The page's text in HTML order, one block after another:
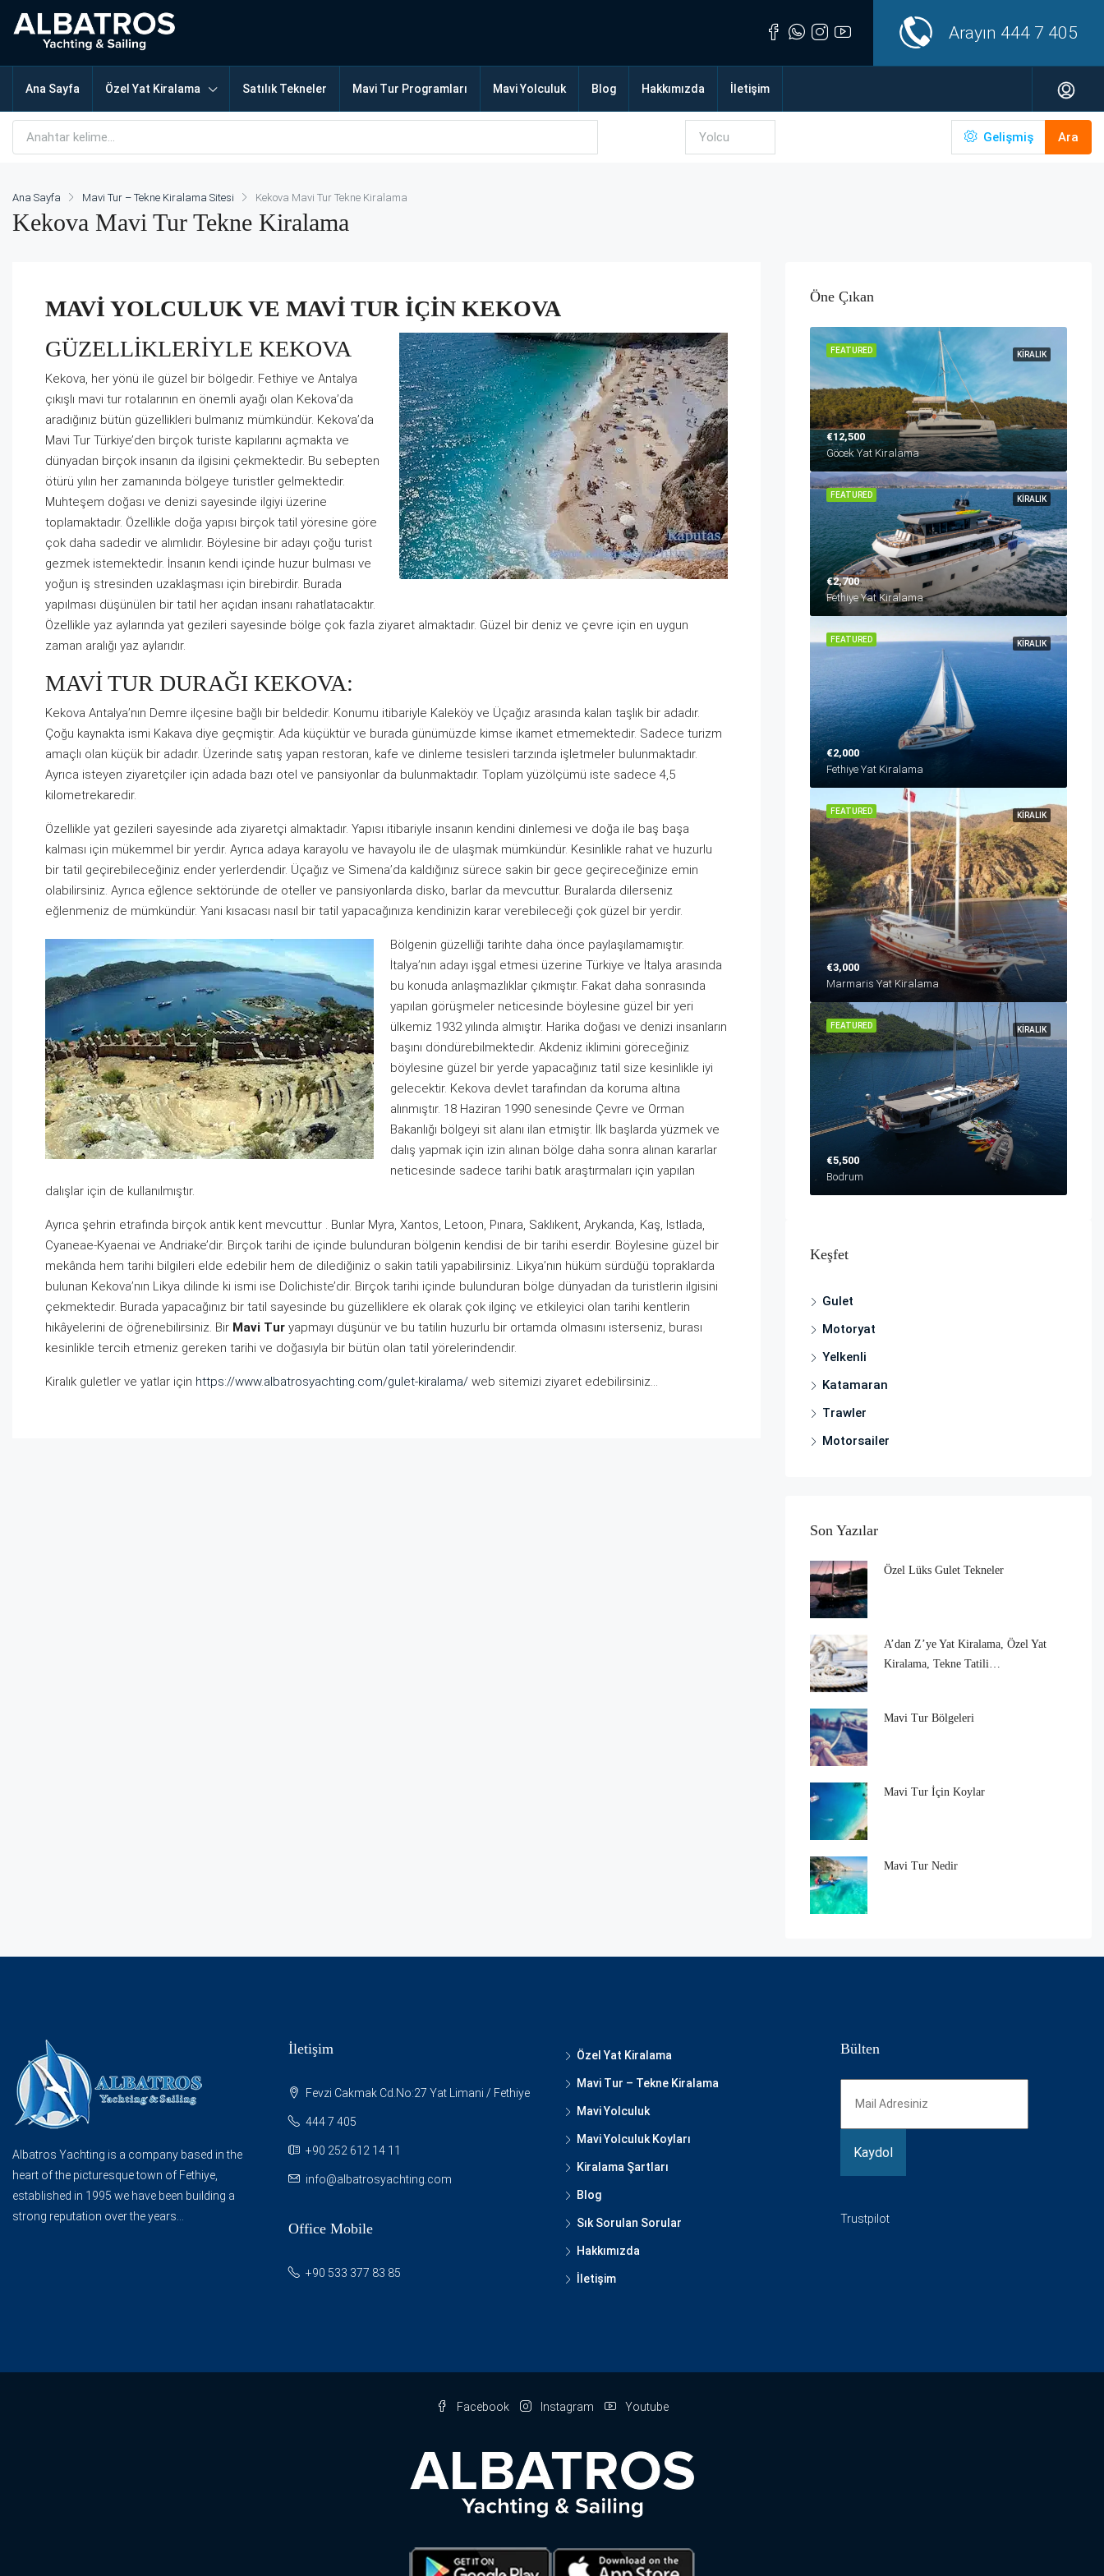
Arayın 444 7 405
Ana Sayfa Özel Yat Kiralama Satılık Tekneler Mavi Tur Programları Mavi Yolculuk Blog Hakkımızda İletişim
Gelişmiş Ara
Ana Sayfa Mavi Tur – Tekne Kiralama Sitesi Kekova Mavi Tur Tekne Kiralama
Kekova Mavi Tur Tekne Kiralama
MAVİ YOLCULUK VE MAVİ TUR İÇİN KEKOVA
GÜZELLİKLERİYLE KEKOVA
Kekova, her yönü ile güzel bir bölgedir. Fethiye ve Antalya
çıkışlı mavi tur rotalarının en önemli ayağı olan Kekova’da
aradığınız bütün güzellikleri bulmanız mümkündür. Kekova’da
Mavi Tur Türkiye’den birçok turiste kapılarını açmakta ve
dünyadan birçok insanın da ilgisini çekmektedir. Bu sebepten
ötürü yılın her zamanında bölgeye turistler gelmektedir.
Muhteşem doğası ve denizi sayesinde ilgiyi üzerine
toplamaktadır. Özellikle doğa yapısı birçok tatil yöresine göre
çok daha sadedir ve alımlıdır. Böylesine bir adayı çoğu turist
gezmek istemektedir. İnsanın kendi içinde huzur bulması ve
yoğun iş stresinden uzaklaşması için birebirdir. Burada
yapılması düşünülen bir tatil her açıdan insanı rahatlatacaktır.
Özellikle yaz aylarında yat gezileri sayesinde bölge çok fazla ziyaret almaktadır. Güzel bir deniz ve çevre için en uygun
zaman aralığı yaz aylarıdır.
MAVİ TUR DURAĞI KEKOVA:
Kekova Antalya’nın Demre ilçesine bağlı bir beldedir. Konumu itibariyle Kaleköy ve Üçağız arasında kalan taşlık bir adadır.
Çoğu kaynakta ismi Kakava diye geçmiştir. Ada küçüktür ve burada günümüzde kimse ikamet etmemektedir. Sadece turizm
amaçlı olan küçük bir adadır. Üzerinde satış yapan restoran, kafe ve dinleme tesisleri tarzında işletmeler bulunmaktadır.
Ayrıca isteyen ziyaretçiler için adada bazı otel ve pansiyonlar da bulunmaktadır. Toplam yüzölçümü iste sadece 4,5
kilometrekaredir.
Özellikle yat gezileri sayesinde ada ziyaretçi almaktadır. Yapısı itibariyle insanın kendini dinlemesi ve doğa ile baş başa
kalması için mükemmel bir yerdir. Ayrıca adaya karayolu ve havayolu ile de ulaşmak mümkündür. Kesinlikle rahat ve huzurlu
bir tatil geçirebileceğiniz ender yerlerdendir. Üçağız ve Simena’da kaldığınız sürece sakin bir gece geçireceğinize emin
olabilirsiniz. Ayrıca eğlence sektöründe de oteller ve pansiyonlarda disko, barlar da mevcuttur. Buralarda dilerseniz
eğlenmeniz de mümkündür. Yani kısacası nasıl bir tatil yapacağınıza kendinizin karar verebileceği çok güzel bir yerdir.
Bölgenin güzelliği tarihte daha önce paylaşılamamıştır.
İtalya’nın adayı işgal etmesi üzerine Türkiye ve İtalya arasında
bu konuda anlaşmazlıklar çıkmıştır. Fakat daha sonrasında
yapılan görüşmeler neticesinde böylesine güzel bir yeri
ülkemiz 1932 yılında almıştır. Harika doğası ve denizi insanların
başını döndürebilmektedir. Akdeniz iklimini göreceğiniz
böylesine güzel bir yerde yapacağınız tatil size kesinlikle iyi
gelecektir. Kekova devlet tarafından da koruma altına
alınmıştır. 18 Haziran 1990 senesinde Çevre ve Orman
Bakanlığı bölgeyi sit alanı ilan etmiştir. İlk başlarda yüzmek ve
dalış yapmak için izin alınan bölge daha sonra alınan kararlar
neticesinde sadece tarihi batık araştırmaları için yapılan
dalışlar için de kullanılmıştır.
Ayrıca şehrin etrafında birçok antik kent mevcuttur . Bunlar Myra, Xantos, Letoon, Pınara, Saklıkent, Arykanda, Kaş, Istlada,
Cyaneae-Kyaenai ve Andriake’dir. Birçok tarihi de içinde bulunduran bölgenin kendisi de bir tarihi eserdir. Böylesine güzel bir
mekânda hem tarihi bilgileri elde edebilir hem de dilediğiniz o sakin tatili yapabilirsiniz. Likya’nın hüküm sürdüğü topraklarda
bulunan Kekova’nın Likya dilinde ki ismi ise Dolichiste’dir. Birçok tarihi içinde bulunduran bölge dünyadan da turistlerin ilgisini
çekmektedir. Burada yapacağınız bir tatil sayesinde bu güzelliklere ek olarak çok ilginç ve etkileyici olan tarihi kentlerin
hikâyelerini de öğrenebilirsiniz. Bir Mavi Tur yapmayı düşünür ve bu tatilin huzurlu bir ortamda olmasını isterseniz, burası
kesinlikle tercih etmeniz gereken tarihi ve doğasıyla bir bütün olan tatil yörelerindendir.
Kiralık guletler ve yatlar için https://www.albatrosyachting.com/gulet-kiralama/ web sitemizi ziyaret edebilirsiniz…
Öne Çıkan
KIRALIK
FEATURED
€12,500
Göcek Yat Kiralama
KIRALIK
FEATURED
€2,700
Fethiye Yat Kiralama
KIRALIK
FEATURED
€2,000
Fethiye Yat Kiralama
KIRALIK
FEATURED
€3,000
Marmaris Yat Kiralama
KIRALIK
FEATURED
€5,500
Bodrum
Keşfet
Gulet
Motoryat
Yelkenli
Katamaran
Trawler
Motorsailer
Son Yazılar
Özel Lüks Gulet Tekneler
A’dan Z’ye Yat Kiralama, Özel Yat
Kiralama, Tekne Tatili…
Mavi Tur Bölgeleri
Mavi Tur İçin Koylar
Mavi Tur Nedir
Albatros Yachting is a company based in the
heart of the picturesque town of Fethiye,
established in 1995 we have been building a
strong reputation over the years...
İletişim
Fevzi Cakmak Cd.No:27 Yat Limani / Fethiye
444 7 405
+90 252 612 14 11
info@albatrosyachting.com
Office Mobile
+90 533 377 83 85
Özel Yat Kiralama
Mavi Tur – Tekne Kiralama
Mavi Yolculuk
Mavi Yolculuk Koyları
Kiralama Şartları
Blog
Sık Sorulan Sorular
Hakkımızda
İletişim
Bülten
Trustpilot
Facebook Instagram Youtube